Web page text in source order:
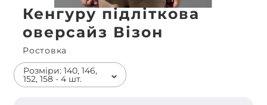
Кенгуру підліткова
оверсайз Візон
Ростовка
Розміри: 140, 146,
152, 158 - 4 шт.